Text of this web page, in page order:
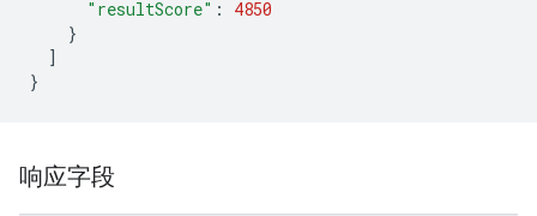
"resultScore" :
4850
}
]
}
响应字段